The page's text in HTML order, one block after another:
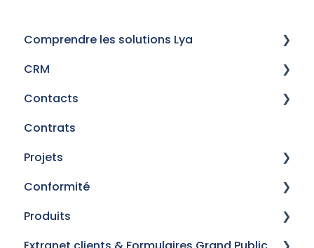
Comprendre les solutions Lya
Historique des versions
CRM
Mails
Procédures de signature électronique
Champs personnalisés
Mises en situation
Gestion des contacts - Entreprises
Contacts
Gestion des prescripteurs
Gérer vos contacts
Gestion des contacts - Personnes
Contrats
Projets
Généralités
Comparateur - Santé TNS
Conformité
Régulation
Produits